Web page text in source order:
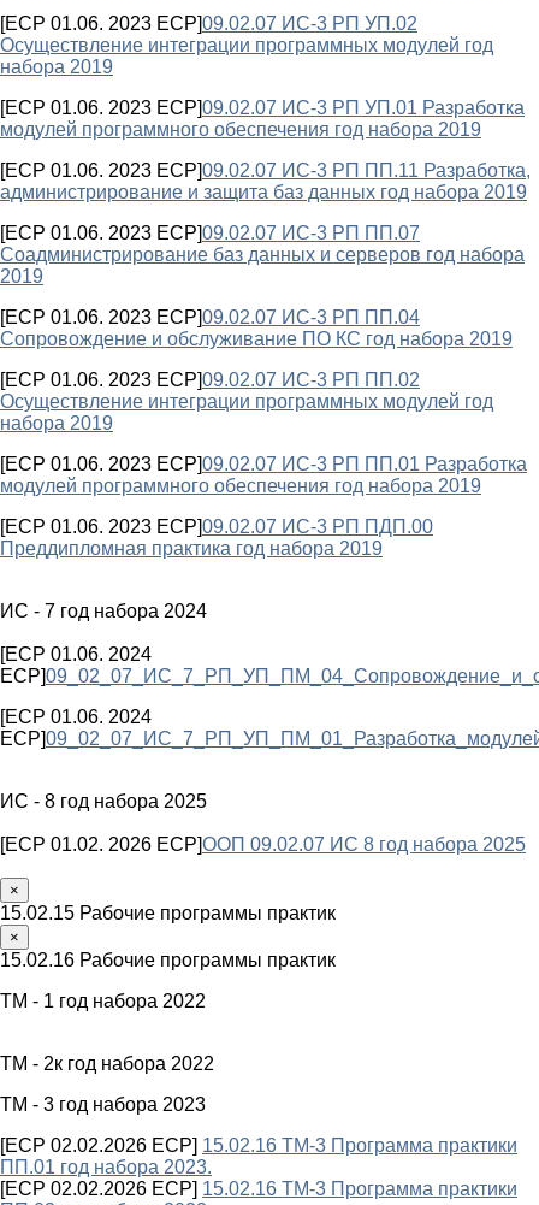
[ECP 01.06. 2023 ECP]09.02.07 ИС-3 РП УП.02
Осуществление интеграции программных модулей год
набора 2019
[ECP 01.06. 2023 ECP]09.02.07 ИС-3 РП УП.01 Разработка
модулей программного обеспечения год набора 2019
[ECP 01.06. 2023 ECP]09.02.07 ИС-3 РП ПП.11 Разработка,
администрирование и защита баз данных год набора 2019
[ECP 01.06. 2023 ECP]09.02.07 ИС-3 РП ПП.07
Соадминистрирование баз данных и серверов год набора
2019
[ECP 01.06. 2023 ECP]09.02.07 ИС-3 РП ПП.04
Сопровождение и обслуживание ПО КС год набора 2019
[ECP 01.06. 2023 ECP]09.02.07 ИС-3 РП ПП.02
Осуществление интеграции программных модулей год
набора 2019
[ECP 01.06. 2023 ECP]09.02.07 ИС-3 РП ПП.01 Разработка
модулей программного обеспечения год набора 2019
[ECP 01.06. 2023 ECP]09.02.07 ИС-3 РП ПДП.00
Преддипломная практика год набора 2019
ИС - 7 год набора 2024
[ECP 01.06. 2024
ECP]
[ECP 01.06. 2024
ECP]
ИС - 8 год набора 2025
[ECP 01.02. 2026 ECP]ООП 09.02.07 ИС 8 год набора 2025
×
15.02.15 Рабочие программы практик
×
15.02.16 Рабочие программы практик
ТМ - 1 год набора 2022
ТМ - 2к год набора 2022
ТМ - 3 год набора 2023
[ECP 02.02.2026 ECP] 15.02.16 ТМ-3 Программа практики
ПП.01 год набора 2023.
[ECP 02.02.2026 ECP] 15.02.16 ТМ-3 Программа практики